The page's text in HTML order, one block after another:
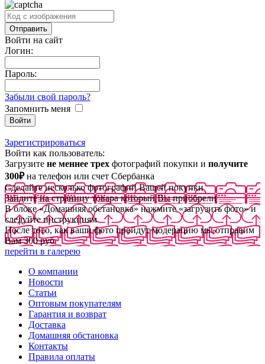
Войти на сайт
Логин:
Пароль:
Забыли свой пароль?
Запомнить меня
Зарегистрироваться
Войти как пользователь:
Загрузите не меннее трех фотографий покупки и получите
300₽на телефон или счет Сбербанка
Сделайте несколько фотографий Вашей покупки
Зайдите на страницу товара который Вы приобрели
В блоке «Домашняя обстановка» нажмите «загрузить фото» и
следуйте инструкциям
После того, как ваши фото пройдут модерацию мы отправим
Вам 300 руб
перейти в галерею
О компании
Новости
Статьи
Оптовым покупателям
Гарантия и возврат
Доставка
Домашняя обстановка
Контакты
Правила оплаты